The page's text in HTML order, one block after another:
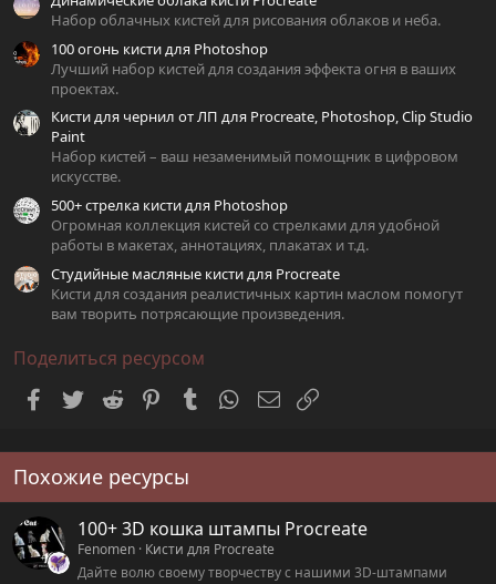
Набор облачных кистей для рисования облаков и неба.
100 огонь кисти для Photoshop
Лучший набор кистей для создания эффекта огня в ваших
проектах.
Кисти для чернил от ЛП для Procreate, Photoshop, Clip Studio
Paint
Набор кистей – ваш незаменимый помощник в цифровом
искусстве.
500+ стрелка кисти для Photoshop
Огромная коллекция кистей со стрелками для удобной
работы в макетах, аннотациях, плакатах и т.д.
Студийные масляные кисти для Procreate
Кисти для создания реалистичных картин маслом помогут
вам творить потрясающие произведения.
Поделиться ресурсом
Facebook
Twitter Reddit PinterestTumblrWhatsAppЭлектронная почта
Похожие ресурсы
100+ 3D кошка штампы Procreate
Fenomen Кисти для Procreate
Дайте волю своему творчеству с нашими 3D-штампами